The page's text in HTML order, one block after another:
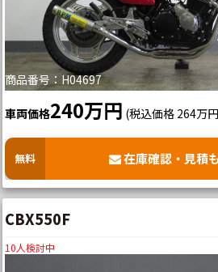
商品番号：H04697
車両価格240万円 (税込価格 264万
無料 在庫確認・見積
CBX550F
10人検討中